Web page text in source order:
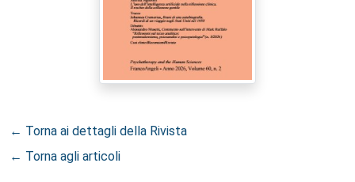
← Torna ai dettagli della Rivista
← Torna agli articoli